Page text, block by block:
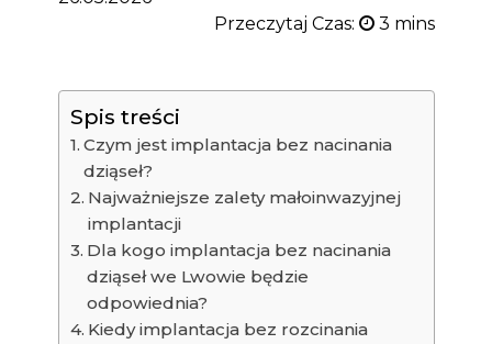
Przeczytaj Czas:
Spis treści
Czym jest implantacja bez nacinania
dziąseł?
Najważniejsze zalety małoinwazyjnej
implantacji
Dla kogo implantacja bez nacinania
dziąseł we Lwowie będzie
odpowiednia?
Kiedy implantacja bez rozcinania